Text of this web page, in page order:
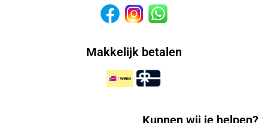
FacebookInstagram
Makkelijk betalen
Kunnen wij je helpen?